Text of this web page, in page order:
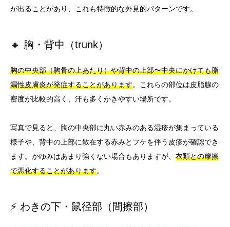
が出ることがあり、これも特徴的な外見的パターンです。
🔸 胸・背中（trunk）
胸の中央部（胸骨の上あたり）や背中の上部〜中央にかけても脂
漏性皮膚炎が発症することがあります。これらの部位は皮脂腺の
密度が比較的高く、汗も多くかきやすい場所です。
写真で見ると、胸の中央部に丸い赤みのある湿疹が集まっている
様子や、背中の上部に散在する赤みとフケを伴う皮疹が確認でき
ます。かゆみはあまり強くない場合もありますが、 衣類との摩擦
で悪化することがあります。
⚡ わきの下・鼠径部（間擦部）